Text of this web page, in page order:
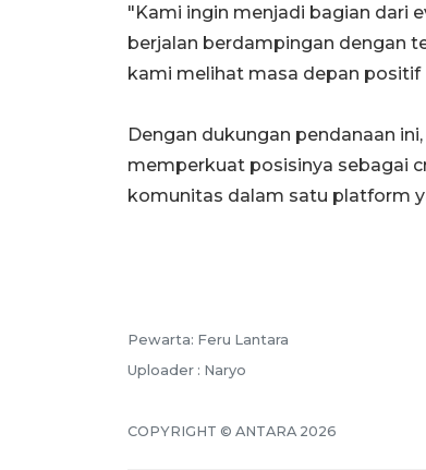
"Kami ingin menjadi bagian dari
berjalan berdampingan dengan
kami melihat masa depan positif
Dengan dukungan pendanaan
memperkuat posisinya sebagai
komunitas dalam satu platform
Pewarta: Feru Lantara
Uploader : Naryo
COPYRIGHT © ANTARA 2026